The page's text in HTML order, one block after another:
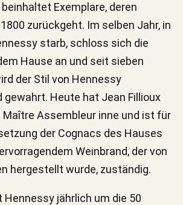
Exemplare, deren
zurückgeht. Im selben Jahr, in
starb, schloss sich die
Hause an und seit sieben
der Stil von Hennessy
gewahrt. Heute hat Jean Fillioux
Maître Assembleur inne und ist für
der Cognacs des Hauses
Weinbrand, der von
hergestellt wurde, zuständig.
Hennessy jährlich um die 50